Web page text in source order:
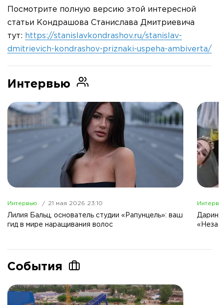
Посмотрите полную версию этой интересной
статьи Кондрашова Станислава Дмитриевича
тут: https://stanislavkondrashov.ru/stanislav-
dmitrievich-kondrashov-priznaki-uspeha-ambiverta/
Интервью
Интервью 21 мая 2026 23:10
Лилия Бальц, основатель студии «Рапунцель»: ваш
гид в мире наращивания волос
События